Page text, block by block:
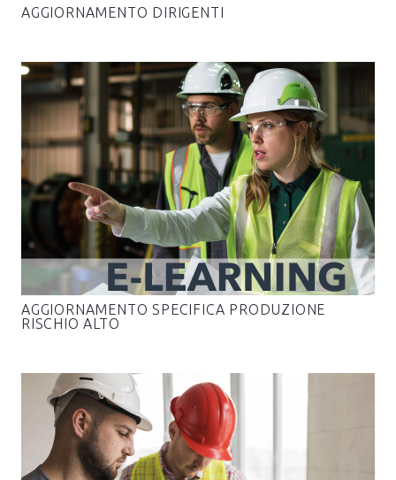
AGGIORNAMENTO DIRIGENTI
AGGIORNAMENTO SPECIFICA PRODUZIONE
RISCHIO ALTO